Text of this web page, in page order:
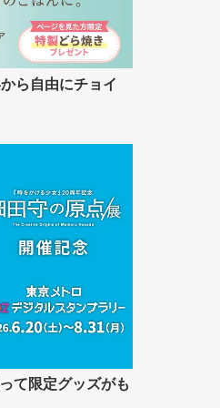
ら自由にチョイ
て限定グッズがも